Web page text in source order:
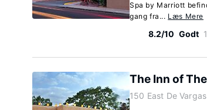
Spa by Marriott
gang fra... Læs Mere
8.2/10 Godt
The Inn of
150 East De